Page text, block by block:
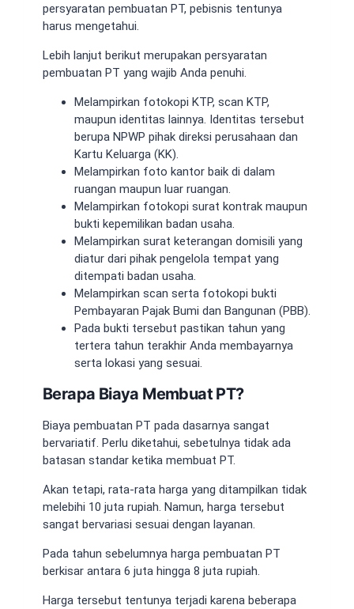
persyaratan pembuatan PT, pebisnis tentunya
harus mengetahui.
Lebih lanjut berikut merupakan persyaratan
pembuatan PT yang wajib Anda penuhi.
Melampirkan fotokopi KTP, scan KTP,
maupun identitas lainnya. Identitas tersebut
berupa NPWP pihak direksi perusahaan dan
Kartu Keluarga (KK).
Melampirkan foto kantor baik di dalam
ruangan maupun luar ruangan.
Melampirkan fotokopi surat kontrak maupun
bukti kepemilikan badan usaha.
Melampirkan surat keterangan domisili yang
diatur dari pihak pengelola tempat yang
ditempati badan usaha.
Melampirkan scan serta fotokopi bukti
Pembayaran Pajak Bumi dan Bangunan (PBB).
Pada bukti tersebut pastikan tahun yang
tertera tahun terakhir Anda membayarnya
serta lokasi yang sesuai.
Berapa Biaya Membuat PT?
Biaya pembuatan PT pada dasarnya sangat
bervariatif. Perlu diketahui, sebetulnya tidak ada
batasan standar ketika membuat PT.
Akan tetapi, rata-rata harga yang ditampilkan tidak
melebihi 10 juta rupiah. Namun, harga tersebut
sangat bervariasi sesuai dengan layanan.
Pada tahun sebelumnya harga pembuatan PT
berkisar antara 6 juta hingga 8 juta rupiah.
Harga tersebut tentunya terjadi karena beberapa